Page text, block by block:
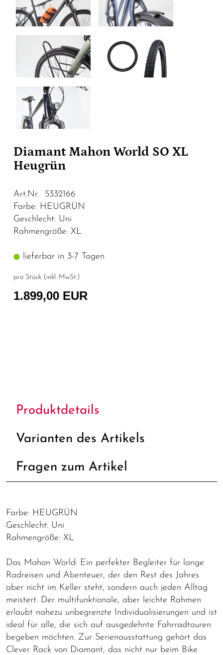
Diamant Mahon World SO XL
Heugrün
Art.Nr. 5332166
Farbe: HEUGRÜN
Geschlecht: Uni
Rahmengröße: XL
lieferbar in 3-7 Tagen
pro Stück (inkl. MwSt.)
1.899,00 EUR
Produktdetails
Varianten des Artikels
Fragen zum Artikel
Farbe: HEUGRÜN
Geschlecht: Uni
Rahmengröße: XL
Das Mahon World: Ein perfekter Begleiter für lange
Radreisen und Abenteuer, der den Rest des Jahres
aber nicht im Keller steht, sondern auch jeden Alltag
meistert. Der multifunktionale, aber leichte Rahmen
erlaubt nahezu unbegrenzte Individualisierungen und ist
ideal für alle, die sich auf ausgedehnte Fahrradtouren
begeben möchten. Zur Serienausstattung gehört das
Clever Rack von Diamant, das nicht nur beim Bike